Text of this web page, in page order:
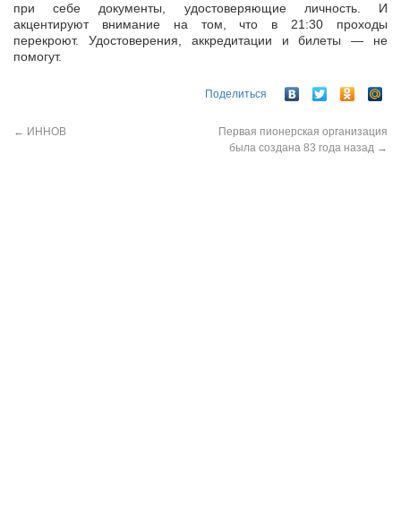
при себе документы, удостоверяющие личность. И
акцентируют внимание на том, что в 21:30 проходы
перекроют. Удостоверения, аккредитации и билеты — не
помогут.
Поделиться
← ИННОВ
Первая пионерская организация
была создана 83 года назад →